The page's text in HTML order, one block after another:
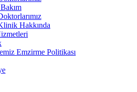
Hakkında
Emzirme Politikası